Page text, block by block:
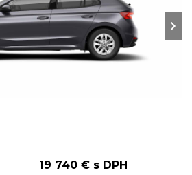
19 740 € s DPH